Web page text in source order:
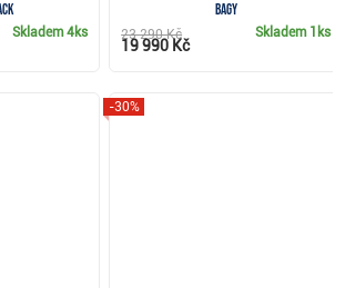
Skladem4ks
bagy
Skladem 1ks
23 290 Kč
19 990 Kč
-30%